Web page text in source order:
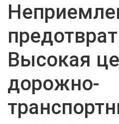
Высокая
дорожно-